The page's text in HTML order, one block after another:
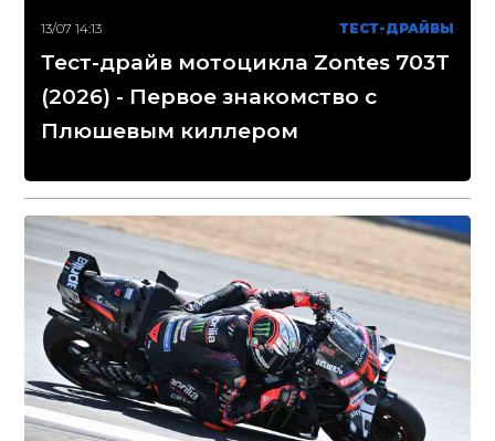
13/07 14:13 ТЕСТ-ДРАЙВЫ
Тест-драйв мотоцикла Zontes 703T
(2026) - Первое знакомство с
Плюшевым киллером